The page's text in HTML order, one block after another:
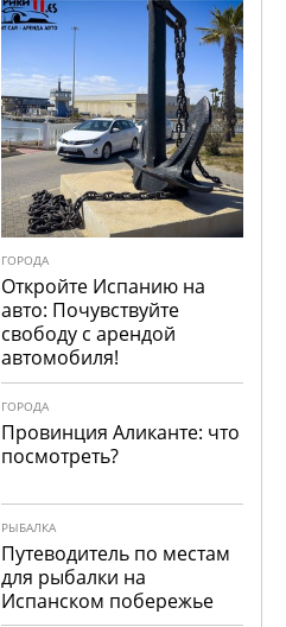
ГОРОДА
Откройте Испанию на
авто: Почувствуйте
свободу с арендой
автомобиля!
ГОРОДА
Провинция Аликанте: что
посмотреть?
РЫБАЛКА
Путеводитель по местам
для рыбалки на
Испанском побережье